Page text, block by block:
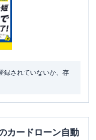
録されていないか、存
カードローン自動